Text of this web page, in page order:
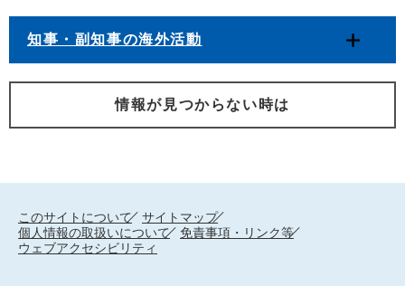
知事・副知事の海外活動
情報が見つからない時は
このサイトについて
サイトマップ
個人情報の取扱いについて
免責事項・リンク等
ウェブアクセシビリティ